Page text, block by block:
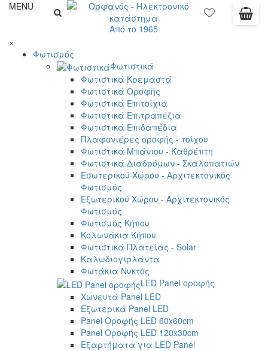
MENU
Από το 1965
×
Φωτισμός
Φωτιστικά
Φωτιστικά Κρεμαστά
Φωτιστικά Οροφής
Φωτιστικά Επιτοίχια
Φωτιστικά Επιτραπέζια
Φωτιστικά Επιδαπέδια
Πλαφονιέρες οροφής - τοίχου
Φωτιστικά Μπάνιου - Καθρέπτη
Φωτιστικά Διαδρόμων - Σκαλοπατιών
Εσωτερικού Χώρου - Αρχιτεκτονικός
Φωτισμός
Εξωτερικού Χώρου - Αρχιτεκτονικός
Φωτισμός
Φωτισμός Κήπου
Κολωνάκια Κήπου
Φωτιστικά Πλατείας - Solar
Καλωδιογιρλάντα
Φωτάκια Νυκτός
LED Panel οροφής
Χωνευτά Panel LED
Εξωτερικά Panel LED
Panel Οροφής LED 60x60cm
Panel Οροφής LED 120x30cm
Εξαρτήματα για LED Panel